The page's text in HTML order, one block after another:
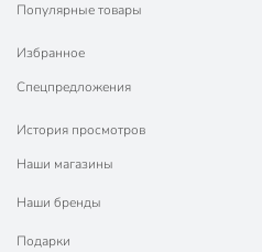
Популярные товары
Избранное
Спецпредложения
История просмотров
Наши магазины
Наши бренды
Подарки